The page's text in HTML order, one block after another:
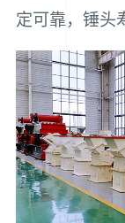
定可靠，锤头